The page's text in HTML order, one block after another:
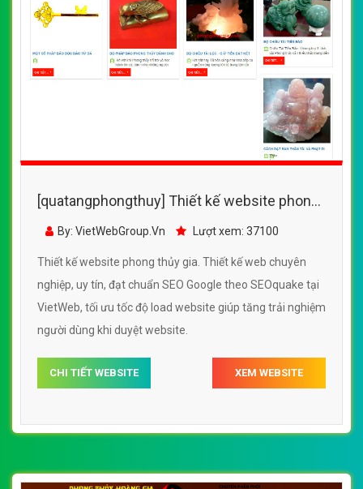
[quatangphongthuy] Thiết kế website phong
thủy gia đẹp, chuyên nghiệp chuẩn SEO
By: VietWebGroup.Vn Lượt xem: 37100
Thiết kế website phong thủy gia. Thiết kế web chuyên
nghiệp, uy tín, đạt chuẩn SEO Google theo SEOquake tại
VietWeb, tối ưu tốc độ load website giúp tăng trải nghiệm
người dùng khi duyệt website.
CHI TIẾT WEBSITE XEM WEBSITE